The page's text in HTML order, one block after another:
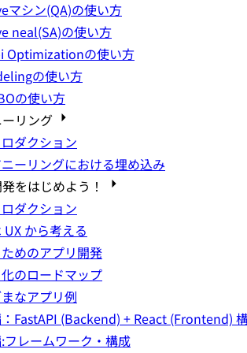
マシン(QA)の使い方
neal(SA)の使い方
Optimizationの使い方
の使い方
の使い方
リング
ダクション
ーリングにおける埋め込み
をはじめよう！
ダクション
UX から考える
めのアプリ開発
のロードマップ
なアプリ例
FastAPI (Backend) + React (Frontend)
フレームワーク・構成